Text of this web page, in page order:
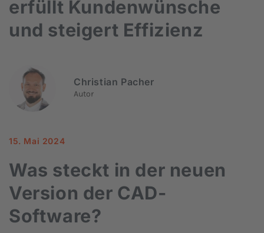
erfüllt Kundenwünsche
und steigert Effizienz
Christian Pacher
Autor
15. Mai 2024
Was steckt in der neuen
Version der CAD-
Software?